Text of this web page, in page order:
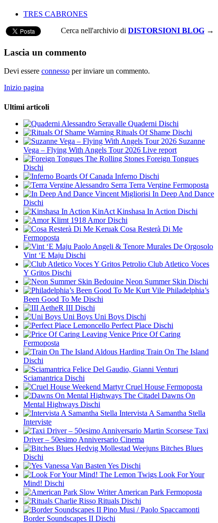
TRES CABRONES
Cerca nell'archivio di DISTORSIONI BLOG →
Lascia un commento
Devi essere connesso per inviare un commento.
Inizio pagina
Ultimi articoli
Alessandro Seravalle Quaderni Dischi
Warning Rituals Of Shame Dischi
Suzanne
Vega – Flying With Angels Tour 2026 Live report
The Rolling Stones Foreign Tongues
Dischi
Boards Of Canada Inferno Dischi
Alessandro Serra Terra Vergine Fermoposta
Vincent Migliorisi In Deep And Dance
Dischi
KinAct Kinshasa In Action Dischi
Klimt 1918 Amor Dischi
Keruak Cosa Resterà Di Me
Fermoposta
Paolo Angeli & Tenore Murales De Orgosolo
Vint ‘E Maju Dischi
Petrolio Club Atletico Voces
Y Gritos Dischi
Bedouine Neon Summer Skin Dischi
Kurt Vile Philadelphia’s
Been Good To Me Dischi
AetheR III Dischi
Uni Boys Uni Boys Dischi
Lemoncello Perfect Place Dischi
Leaving Venice Price Of Caring
Fermoposta
Aldous Harding Train On The Island
Dischi
Felice Del Gaudio, Gianni Venturi
Sciamantrica Dischi
Weekend Martyr Cruel House Fermoposta
The Citadel Dawns On
Mental Highways Dischi
Intervista A Samantha Stella
Interviste
Martin Scorsese Taxi
Driver – 50esimo Anniversario Cinema
Hedvig Mollestad Weejuns Bitches Blues
Dischi
Vanessa Van Basten Yes Dischi
The Lemon Twigs Look For Your
Mind! Dischi
Slow Writer American Park Fermoposta
Charlie Risso Rituals Dischi
Pino Musi / Paolo Spaccamonti
Border Soundscapes II Dischi